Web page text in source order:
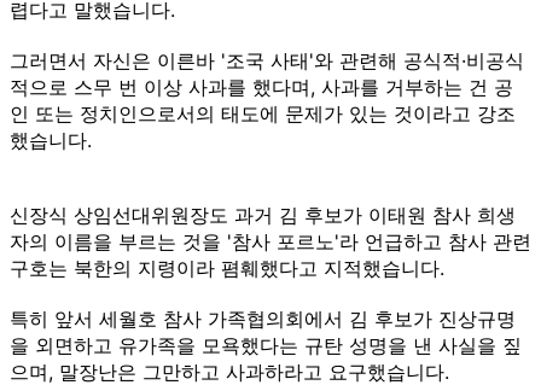
렵다고 말했습니다.
그러면서 자신은 이른바 '조국 사태'와 관련해 공식적·비공식
적으로 스무 번 이상 사과를 했다며, 사과를 거부하는 건 공
인 또는 정치인으로서의 태도에 문제가 있는 것이라고 강조
했습니다.
신장식 상임선대위원장도 과거 김 후보가 이태원 참사 희생
자의 이름을 부르는 것을 '참사 포르노'라 언급하고 참사 관련
구호는 북한의 지령이라 폄훼했다고 지적했습니다.
특히 앞서 세월호 참사 가족협의회에서 김 후보가 진상규명
을 외면하고 유가족을 모욕했다는 규탄 성명을 낸 사실을 짚
으며, 말장난은 그만하고 사과하라고 요구했습니다.